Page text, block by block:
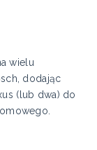
wielu
dodając
(lub dwa) do